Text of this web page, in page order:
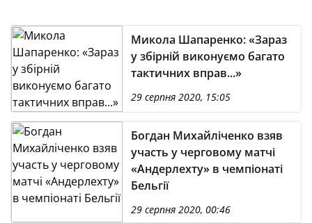
Микола Шапаренко: «Зараз
у збірній виконуємо багато
тактичних вправ...»
29 серпня 2020, 15:05
Богдан Михайліченко взяв
участь у черговому матчі
«Андерлехту» в чемпіонаті
Бельгії
29 серпня 2020, 00:46